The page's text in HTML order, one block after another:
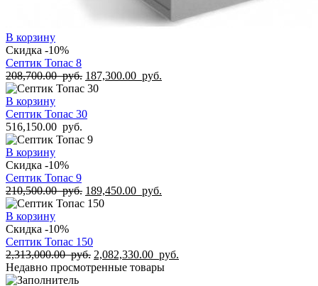
В корзину
Скидка -10%
Септик Топас 8
208,700.00руб. 187,300.00 руб.
В корзину
Септик Топас 30
516,150.00 руб.
В корзину
Скидка -10%
Септик Топас 9
210,500.00руб. 189,450.00 руб.
В корзину
Скидка -10%
Септик Топас 150
2,313,000.00руб. 2,082,330.00 руб.
Недавно просмотренные товары